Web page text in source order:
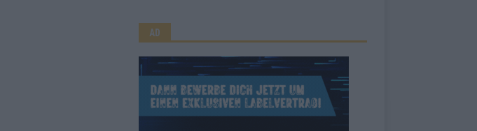
AD